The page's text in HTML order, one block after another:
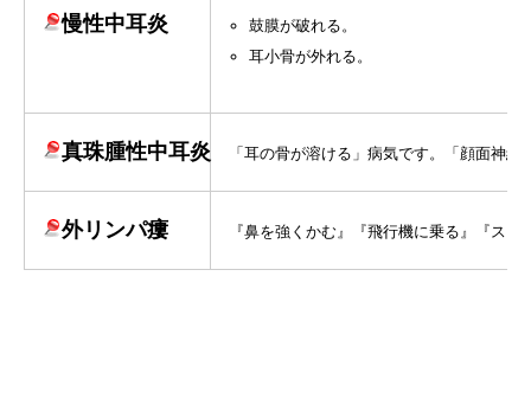
慢性中耳炎
鼓膜が破れる。
耳小骨が外れる。
真珠腫性中耳炎 「耳の骨が溶ける」病気です。「顔面神
外リンパ瘻 『鼻を強くかむ』『飛行機に乗る』『ス